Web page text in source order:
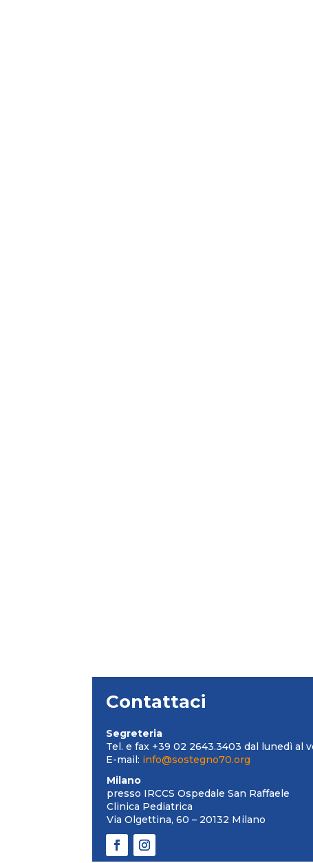
Contattaci
Segreteria
Tel. e fax +39 02 2643.3403 dal lunedì al
E-mail: info@sostegno70.org
Milano
presso IRCCS Ospedale San Raffaele
Clinica Pediatrica
Via Olgettina, 60 – 20132 Milano